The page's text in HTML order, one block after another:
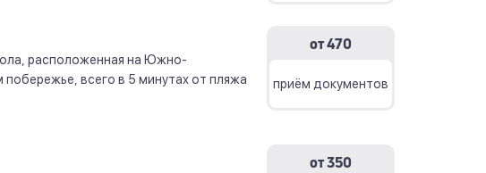
расположенная на Южно-
всего в 5 минутах от пляжа
от 470
приём документов
от 350